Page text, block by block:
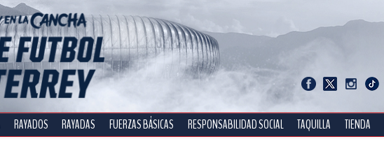
RAYADOS RAYADAS FUERZAS BÁSICAS RESPONSABILIDAD SOCIAL TAQUILLA TIENDA